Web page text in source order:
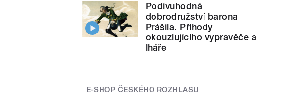
Podivuhodná
dobrodružství barona
Prášila. Příhody
okouzlujícího vypravěče a
lháře
E-SHOP ČESKÉHO ROZHLASU